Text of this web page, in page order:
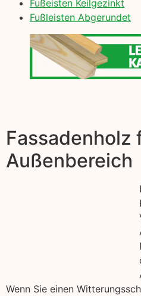
Fußeisten Keilgezinkt
Fußleisten Abgerundet
Fassadenholz
Außenbereich
Wenn Sie einen